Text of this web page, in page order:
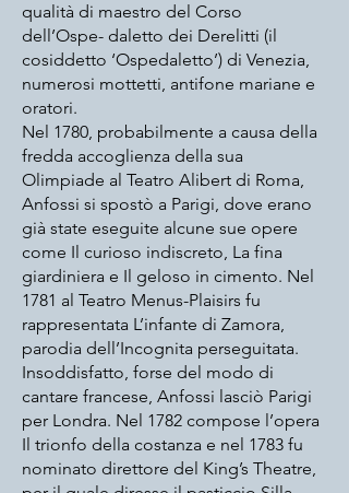
qualità di maestro del Corso
dell’Ospe- daletto dei Derelitti (il
cosiddetto ‘Ospedaletto’) di Venezia,
numerosi mottetti, antifone mariane e
oratori.
Nel 1780, probabilmente a causa della
fredda accoglienza della sua
Olimpiade al Teatro Alibert di Roma,
Anfossi si spostò a Parigi, dove erano
già state eseguite alcune sue opere
come Il curioso indiscreto, La fina
giardiniera e Il geloso in cimento. Nel
1781 al Teatro Menus-Plaisirs fu
rappresentata L’infante di Zamora,
parodia dell’Incognita perseguitata.
Insoddisfatto, forse del modo di
cantare francese, Anfossi lasciò Parigi
per Londra. Nel 1782 compose l’opera
Il trionfo della costanza e nel 1783 fu
nominato direttore del King’s Theatre,